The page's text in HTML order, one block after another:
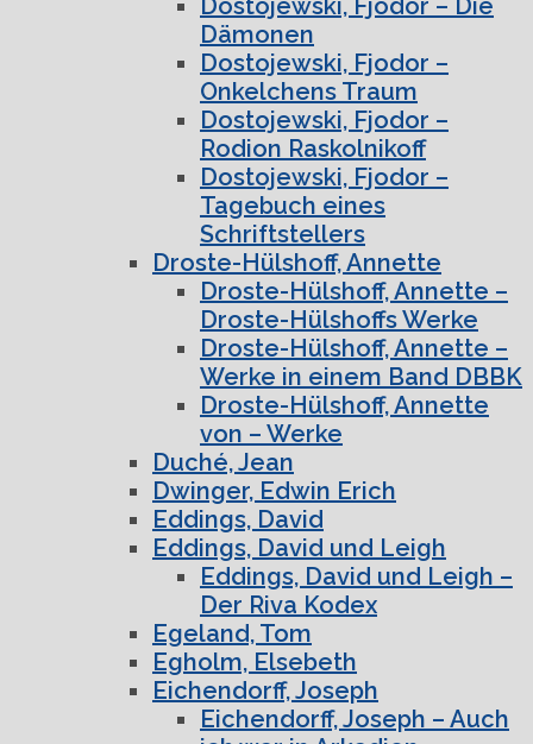
Dostojewski, Fjodor – Die
Dämonen
Dostojewski, Fjodor –
Onkelchens Traum
Dostojewski, Fjodor –
Rodion Raskolnikoff
Dostojewski, Fjodor –
Tagebuch eines
Schriftstellers
Droste-Hülshoff, Annette
Droste-Hülshoff, Annette –
Droste-Hülshoffs Werke
Droste-Hülshoff, Annette –
Werke in einem Band DBBK
Droste-Hülshoff, Annette
von – Werke
Duché, Jean
Dwinger, Edwin Erich
Eddings, David
Eddings, David und Leigh
Eddings, David und Leigh –
Der Riva Kodex
Egeland, Tom
Egholm, Elsebeth
Eichendorff, Joseph
Eichendorff, Joseph – Auch